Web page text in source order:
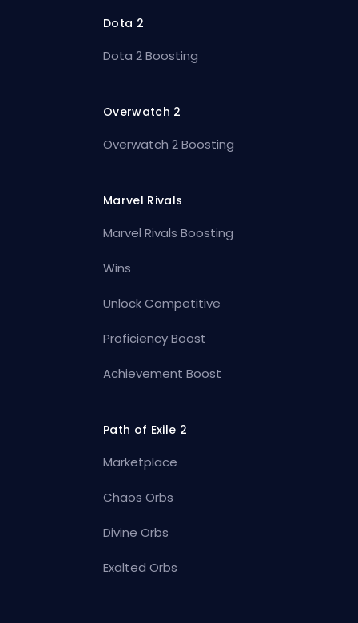
Dota 2
Dota 2 Boosting
Overwatch 2
Overwatch 2 Boosting
Marvel Rivals
Marvel Rivals Boosting
Wins
Unlock Competitive
Proficiency Boost
Achievement Boost
Path of Exile 2
Marketplace
Chaos Orbs
Divine Orbs
Exalted Orbs